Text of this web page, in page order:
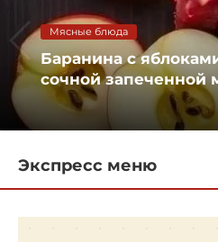
Мясные блюда
Баранина с
сочной запеченной
Экспресс меню